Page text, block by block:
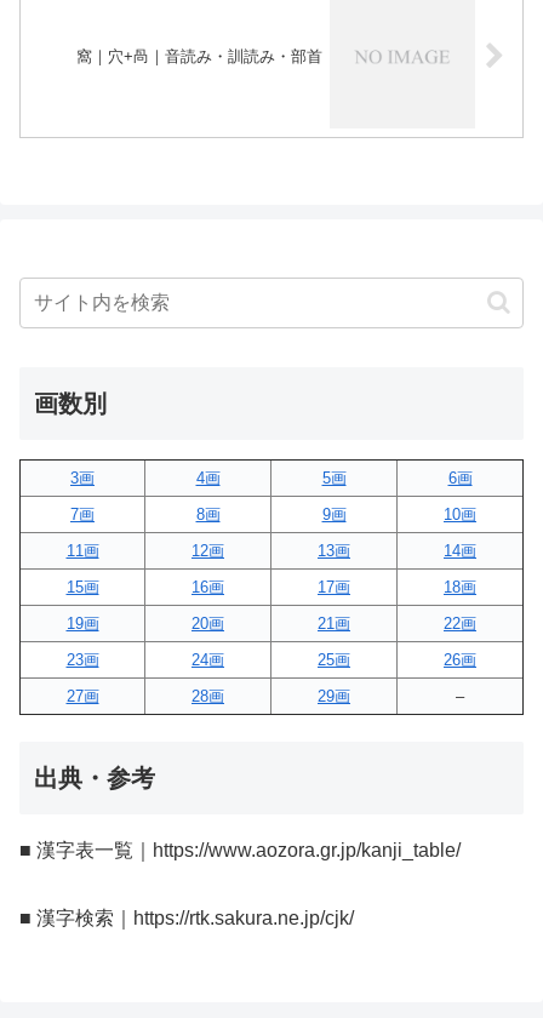
窩｜穴+咼｜音読み・訓読み・部首
画数別
3画 4画 5画
6画
7画
8画 9画
10画
11画
12画 13画
14画
15画
16画 17画
18画
19画
20画 21画
22画
23画
24画 25画
26画
27画
28画 29画 –
出典・参考
■ 漢字表一覧｜https://www.aozora.gr.jp/kanji_table/
■ 漢字検索｜https://rtk.sakura.ne.jp/cjk/